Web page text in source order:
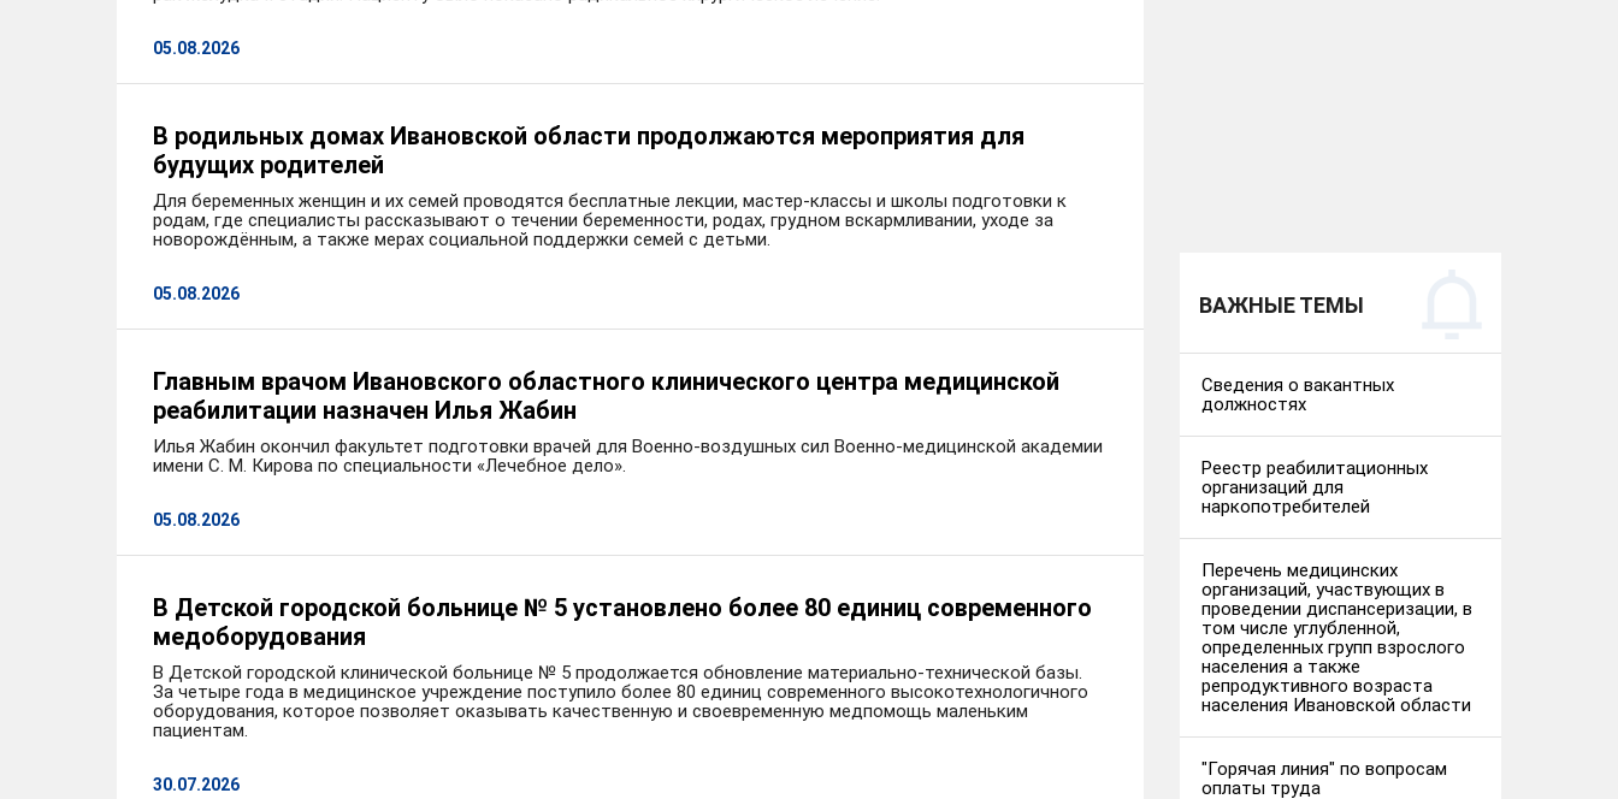
05.08.2026
В родильных домах Ивановской области продолжаются мероприятия для
будущих родителей
Для беременных женщин и их семей проводятся бесплатные лекции, мастер-классы и школы подготовки к
родам, где специалисты рассказывают о течении беременности, родах, грудном вскармливании, уходе за
новорождённым, а также мерах социальной поддержки семей с детьми.
05.08.2026
Главным врачом Ивановского областного клинического центра медицинской
реабилитации назначен Илья Жабин
Илья Жабин окончил факультет подготовки врачей для Военно-воздушных сил Военно-медицинской академии
имени С. М. Кирова по специальности «Лечебное дело».
05.08.2026
В Детской городской больнице № 5 установлено более 80 единиц современного
медоборудования
В Детской городской клинической больнице № 5 продолжается обновление материально-технической базы.
За четыре года в медицинское учреждение поступило более 80 единиц современного высокотехнологичного
оборудования, которое позволяет оказывать качественную и своевременную медпомощь маленьким
пациентам.
30.07.2026
ВАЖНЫЕ ТЕМЫ
Сведения о вакантных
должностях
Реестр реабилитационных
организаций для
наркопотребителей
Перечень медицинских
организаций, участвующих в
проведении диспансеризации, в
том числе углубленной,
определенных групп взрослого
населения а также
репродуктивного возраста
населения Ивановской области
"Горячая линия" по вопросам
оплаты труда